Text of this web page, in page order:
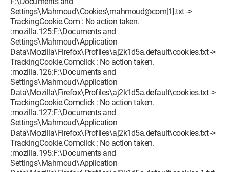
Settings\Mahmoud\Cookies\mahmoud@com[1].txt ->
TrackingCookie.Com : No action taken.
:mozilla.125:F:\Documents and
Settings\Mahmoud\Application
Data\Mozilla\Firefox\Profiles\aj2k1d5a.default\cookies.txt ->
TrackingCookie.Comclick : No action taken.
:mozilla.126:F:\Documents and
Settings\Mahmoud\Application
Data\Mozilla\Firefox\Profiles\aj2k1d5a.default\cookies.txt ->
TrackingCookie.Comclick : No action taken.
:mozilla.127:F:\Documents and
Settings\Mahmoud\Application
Data\Mozilla\Firefox\Profiles\aj2k1d5a.default\cookies.txt ->
TrackingCookie.Comclick : No action taken.
:mozilla.195:F:\Documents and
Settings\Mahmoud\Application